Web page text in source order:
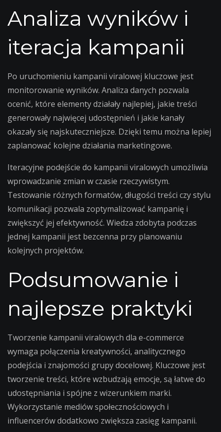
Analiza wyników i
iteracja kampanii
Po uruchomieniu kampanii viralowej kluczowe jest
monitorowanie wyników. Analiza danych pozwala
ocenić, które elementy działały najlepiej, jakie treści
generowały najwięcej udostępnień i jakie kanały
okazały się najskuteczniejsze. Dzięki temu można lepiej
zaplanować kolejne działania marketingowe.
Iteracyjne podejście do kampanii viralowych umożliwia
wprowadzanie zmian w czasie rzeczywistym.
Testowanie różnych formatów, długości treści czy stylu
komunikacji pozwala zoptymalizować kampanię i
zwiększyć jej efektywność. Wiedza zdobyta podczas
jednej kampanii jest bezcenna przy planowaniu
kolejnych projektów.
Podsumowanie i
najlepsze praktyki
Tworzenie kampanii viralowych dla e-commerce
wymaga połączenia kreatywności, analitycznego
podejścia i znajomości grupy docelowej. Kluczowe jest
tworzenie treści, które wzbudzają emocje, są łatwe do
udostępniania i spójne z wizerunkiem marki.
Wykorzystanie mediów społecznościowych i
influencerów dodatkowo zwiększa zasięg kampanii.